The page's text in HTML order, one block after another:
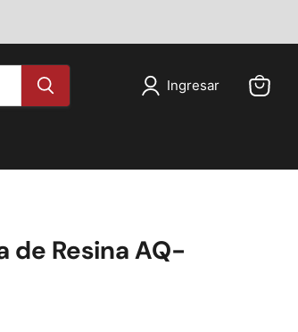
Ingresar
de Resina AQ-